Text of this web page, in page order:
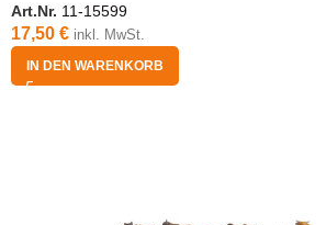
Art.Nr. 11-15599
17,50 € inkl. MwSt.
IN DEN WARENKORB